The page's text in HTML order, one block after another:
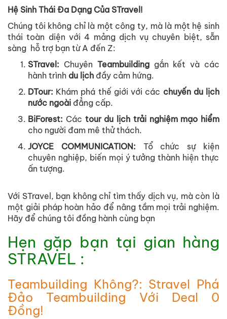
Hệ Sinh Thái Đa Dạng Của STravel!
Chúng tôi không chỉ là một công ty, mà là một hệ sinh
thái toàn diện với 4 mảng dịch vụ chuyên biệt, sẵn
sàng hỗ trợ bạn từ A đến Z:
STravel : Chuyên Teambuilding gắn kết và các
hành trình du lịch đầy cảm hứng.
DTour: Khám phá thế giới với các chuyến du lịch
nước ngoài đẳng cấp.
BiForest: Các tour du lịch trải nghiệm mạo hiểm
cho người đam mê thử thách.
JOYCE COMMUNICATION:
Tổ chức sự kiện
chuyên nghiệp, biến mọi ý tưởng thành hiện thực
ấn tượng.
Với STravel, bạn không chỉ tìm thấy dịch vụ, mà còn là
một giải pháp hoàn hảo để nâng tầm mọi trải nghiệm.
Hãy để chúng tôi đồng hành cùng bạn
Hẹn gặp bạn tại gian hàng
STRAVEL :
Teambuilding Không?: Stravel Phá
Đảo Teambuilding Với Deal 0
Đồng!